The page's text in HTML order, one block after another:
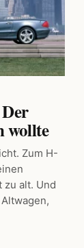
wollte
Zum H-
zu alt. Und